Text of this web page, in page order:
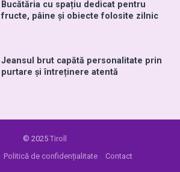
Bucătăria cu spațiu dedicat pentru
fructe, pâine și obiecte folosite zilnic
Jeansul brut capătă personalitate prin
purtare și întreținere atentă
© 2025Tiroll
Politică de confidențialitate Contact